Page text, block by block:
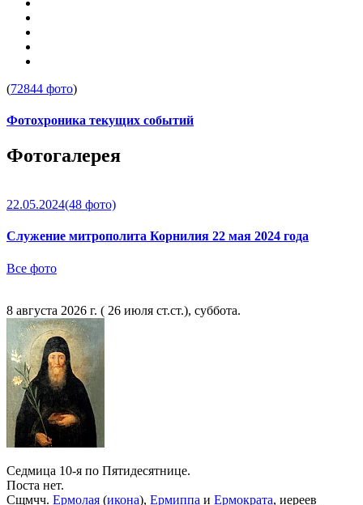
(72844 фото)
Фотохроника текущих событий
Фотогалерея
22.05.2024(48 фото)
Служение митрополита Корнилия 22 мая 2024 года
Все фото
8 августа 2026 г. ( 26 июля ст.ст.), суббота.
Седмица 10-я по Пятидесятнице.
Поста нет.
Сщмчч. Ермолая (икона), Ермиппа и Ермократа, иереев